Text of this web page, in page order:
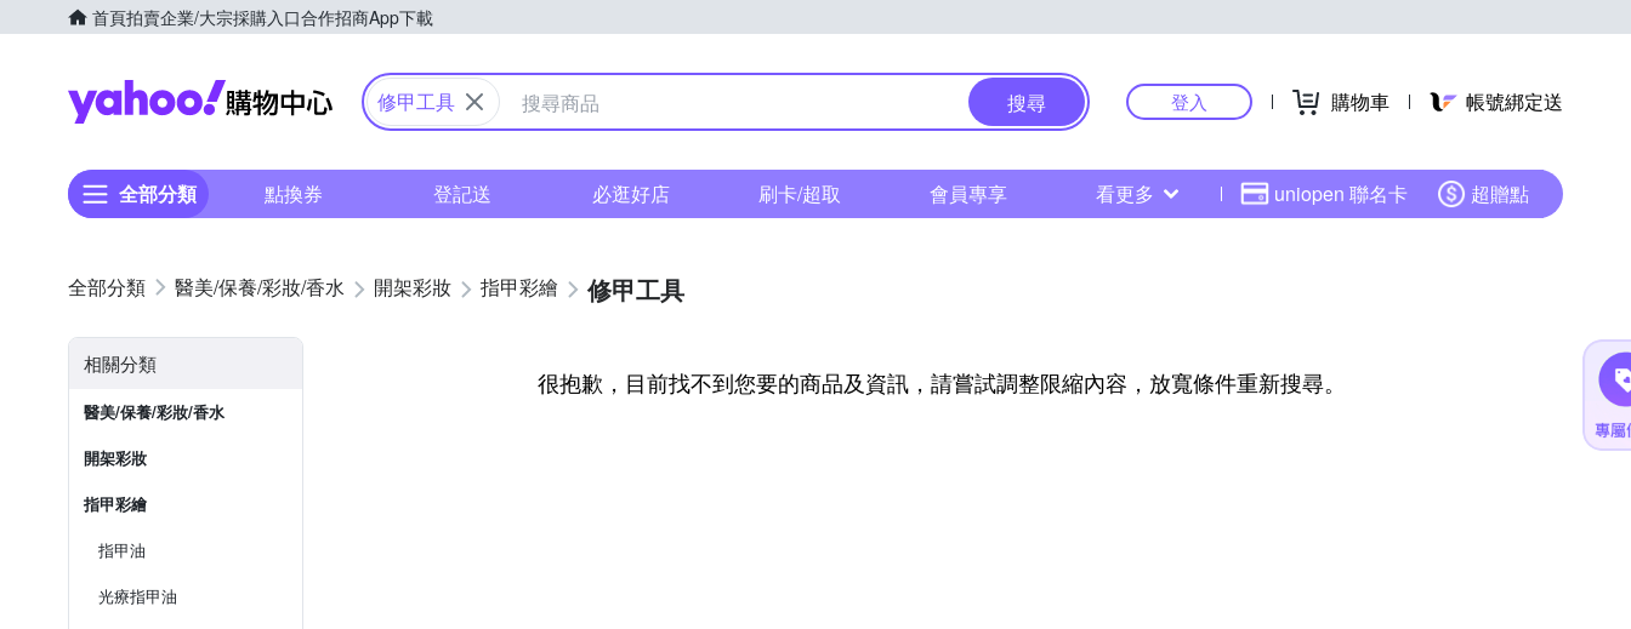
首頁拍賣企業/大宗採購入口合作招商App下載
Yahoo購物中心
修甲工具 搜尋 登入 購物車 帳號綁定送
全部分類 點換券 登記送 必逛好店 刷卡/超取 會員專享 看更多 uniopen 聯名卡 超贈點
醫美/保養/彩妝/香水 開架彩妝 指甲彩繪 修甲工具
相關分類
醫美/保養/彩妝/香水
開架彩妝
指甲彩繪
指甲油
光療指甲油
很抱歉，目前找不到您要的商品及資訊，請嘗試調整限縮內容，放寬條件重新搜尋。